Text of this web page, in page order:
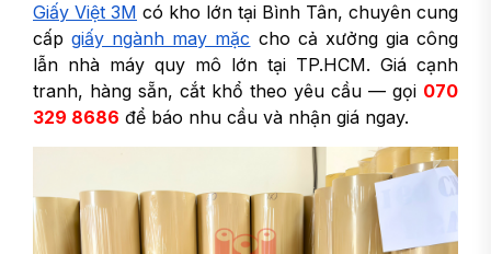
Giấy Việt 3M có kho lớn tại Bình Tân, chuyên cung
cấpgiấy ngành may mặc cho cả xưởng gia công
lẫn nhà máy quy mô lớn tại TP.HCM. Giá cạnh
tranh, hàng sẵn, cắt khổ theo yêu cầu — gọi 070
329 8686 để báo nhu cầu và nhận giá ngay.